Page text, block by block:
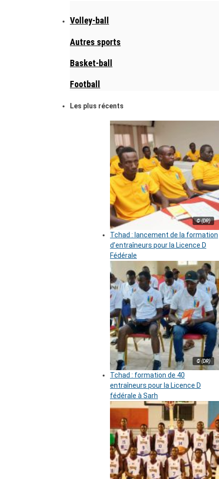
Volley-ball
Autres sports
Basket-ball
Football
Les plus récents
© (DR)
Tchad : lancement de la formation
d’entraîneurs pour la Licence D
Fédérale
© (DR)
Tchad : formation de 40
entraîneurs pour la Licence D
fédérale à Sarh